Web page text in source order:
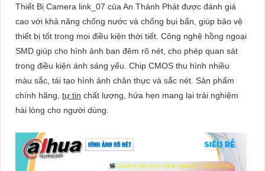
Thiết Bị Camera link_07 của An Thành Phát được đánh giá
cao với khả năng chống nước và chống bụi bẩn, giúp bảo vệ
thiết bị tốt trong mọi điều kiện thời tiết. Công nghệ hồng ngoại
SMD giúp cho hình ảnh ban đêm rõ nét, cho phép quan sát
trong điều kiện ánh sáng yếu. Chip CMOS thu hình nhiều
màu sắc, tái tạo hình ảnh chân thực và sắc nét. Sản phẩm
chính hãng, tự tin chất lượng, hứa hẹn mang lại trải nghiệm
hài lòng cho người dùng.